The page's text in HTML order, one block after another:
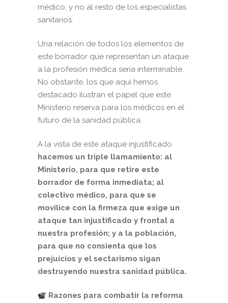
médico, y no al resto de los especialistas
sanitarios.
Una relación de todos los elementos de
este borrador que representan un ataque
a la profesión médica sería interminable.
No obstante, los que aquí hemos
destacado ilustran el papel que este
Ministerio reserva para los médicos en el
futuro de la sanidad pública.
A la vista de este ataque injustificado
hacemos un triple llamamiento: al
Ministerio, para que retire este
borrador de forma inmediata; al
colectivo médico, para que se
movilice con la firmeza que exige un
ataque tan injustificado y frontal a
nuestra profesión; y a la población,
para que no consienta que los
prejuicios y el sectarismo sigan
destruyendo nuestra sanidad pública.
Razones para combatir la reforma